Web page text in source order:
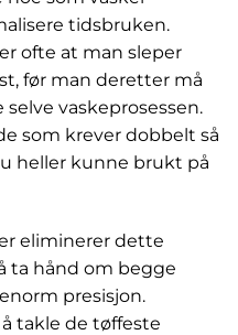
tidsbruken.
ofte at man sleper
før man deretter må
vaskeprosessen.
som krever dobbelt så
heller kunne brukt på
eliminerer dette
ta hånd om begge
presisjon.
takle de tøffeste